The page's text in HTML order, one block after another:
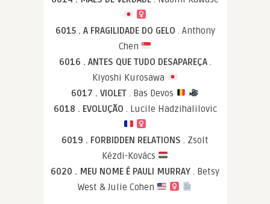
6015 . A FRAGILIDADE DO GELO . Anthony
Chen
6016 . ANTES QUE TUDO DESAPAREÇA .
Kiyoshi Kurosawa
6017 . VIOLET . Bas Devos
6018 . EVOLUÇÃO . Lucile Hadzihalilovic
6019 . FORBIDDEN RELATIONS . Zsolt
Kézdi-Kovács
6020 . MEU NOME É PAULI MURRAY . Betsy
West & Julie Cohen